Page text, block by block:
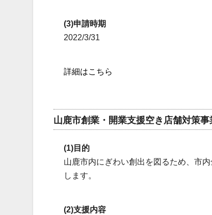
(3)申請時期
2022/3/31
詳細はこちら
山鹿市創業・開業支援空き店舗対策
(1)目的
山鹿市内にぎわい創出を図るため、市
します。
(2)支援内容